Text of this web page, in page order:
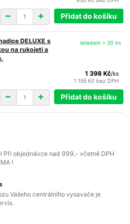
Přidat do košíku
DELUXE s
na rukojeti a
1 398 Kč/ks
1 155 Kč bez DPH
skladem > 20 ks
Přidat do košíku
Při objednávce nad 999,- včetně DPH
!
Vašeho centrálního vysavače je